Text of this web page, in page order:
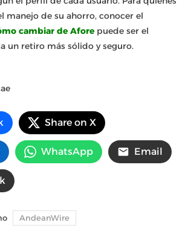
manejo de su ahorro, conocer el
cambiar de Aforepuede ser el
un retiro más sólido y seguro.
Share on X
WhatsApp Email
AndeanWire